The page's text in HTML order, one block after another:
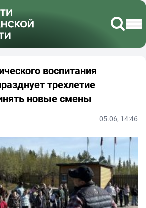
воспитания
трехлетие
новые смены
05.06, 14:46